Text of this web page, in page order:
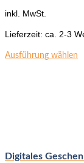
inkl. MwSt.
Lieferzeit: ca. 2-3
Ausführung wählen
Digitales